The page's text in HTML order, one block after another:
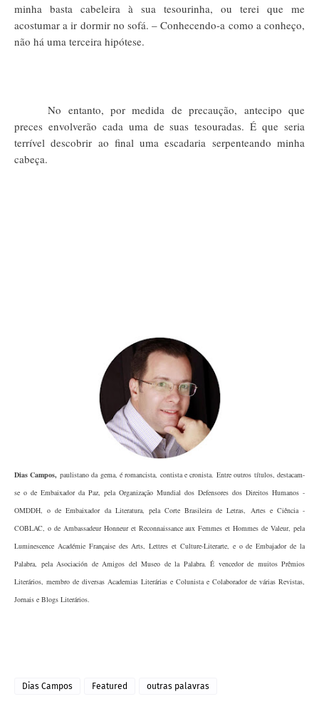
minha basta cabeleira à sua tesourinha, ou terei que me
acostumar a ir dormir no sofá. – Conhecendo-a como a conheço,
não há uma terceira hipótese.
No entanto, por medida de precaução, antecipo que
preces envolverão cada uma de suas tesouradas. É que seria
terrível descobrir ao final uma escadaria serpenteando minha
cabeça.
Dias Campos, paulistano da gema, é romancista, contista e cronista. Entre outros títulos, destacam-
se o de Embaixador da Paz, pela Organizacão Mundial dos Defensores dos Direitos Humanos -
OMDDH, o de Embaixador da Literatura, pela Corte Brasileira de Letras, Artes e Ciencia -
COBLAC, o de Ambassadeur Honneur et Reconnaissance aux Femmes et Hommes de Valeur, pela
Luminescence Académie Francaise des Arts, Lettres et Culture-Literarte, e o de Embajador de la
Palabra, pela Asociación de Amigos del Museo de la Palabra. É vencedor de muitos Premios
Literários, membro de diversas Academias Literárias e Colunista e Colaborador de várias Revistas,
Jornais e Blogs Literários.
Dias Campos Featured outras palavras